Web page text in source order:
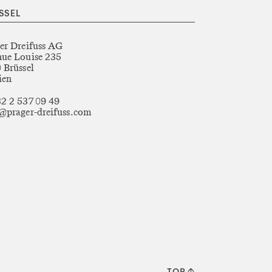
Dreifuss AG
Louise 235
Brüssel
2 537 09 49
dreifuss.com